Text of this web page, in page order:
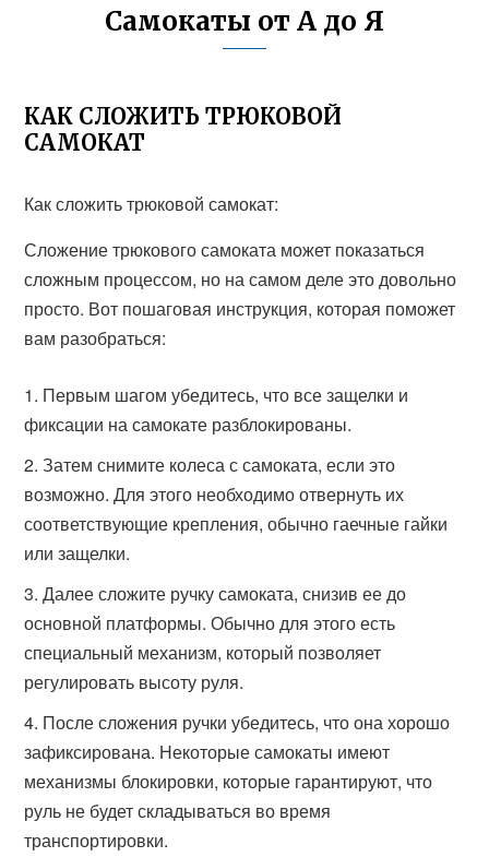
Самокаты от А до Я
КАК СЛОЖИТЬ ТРЮКОВОЙ
САМОКАТ
Как сложить трюковой самокат:
Сложение трюкового самоката может показаться
сложным процессом, но на самом деле это довольно
просто. Вот пошаговая инструкция, которая поможет
вам разобраться:
Первым шагом убедитесь, что все защелки и
фиксации на самокате разблокированы.
Затем снимите колеса с самоката, если это
возможно. Для этого необходимо отвернуть их
соответствующие крепления, обычно гаечные гайки
или защелки.
Далее сложите ручку самоката, снизив ее до
основной платформы. Обычно для этого есть
специальный механизм, который позволяет
регулировать высоту руля.
После сложения ручки убедитесь, что она хорошо
зафиксирована. Некоторые самокаты имеют
механизмы блокировки, которые гарантируют, что
руль не будет складываться во время
транспортировки.